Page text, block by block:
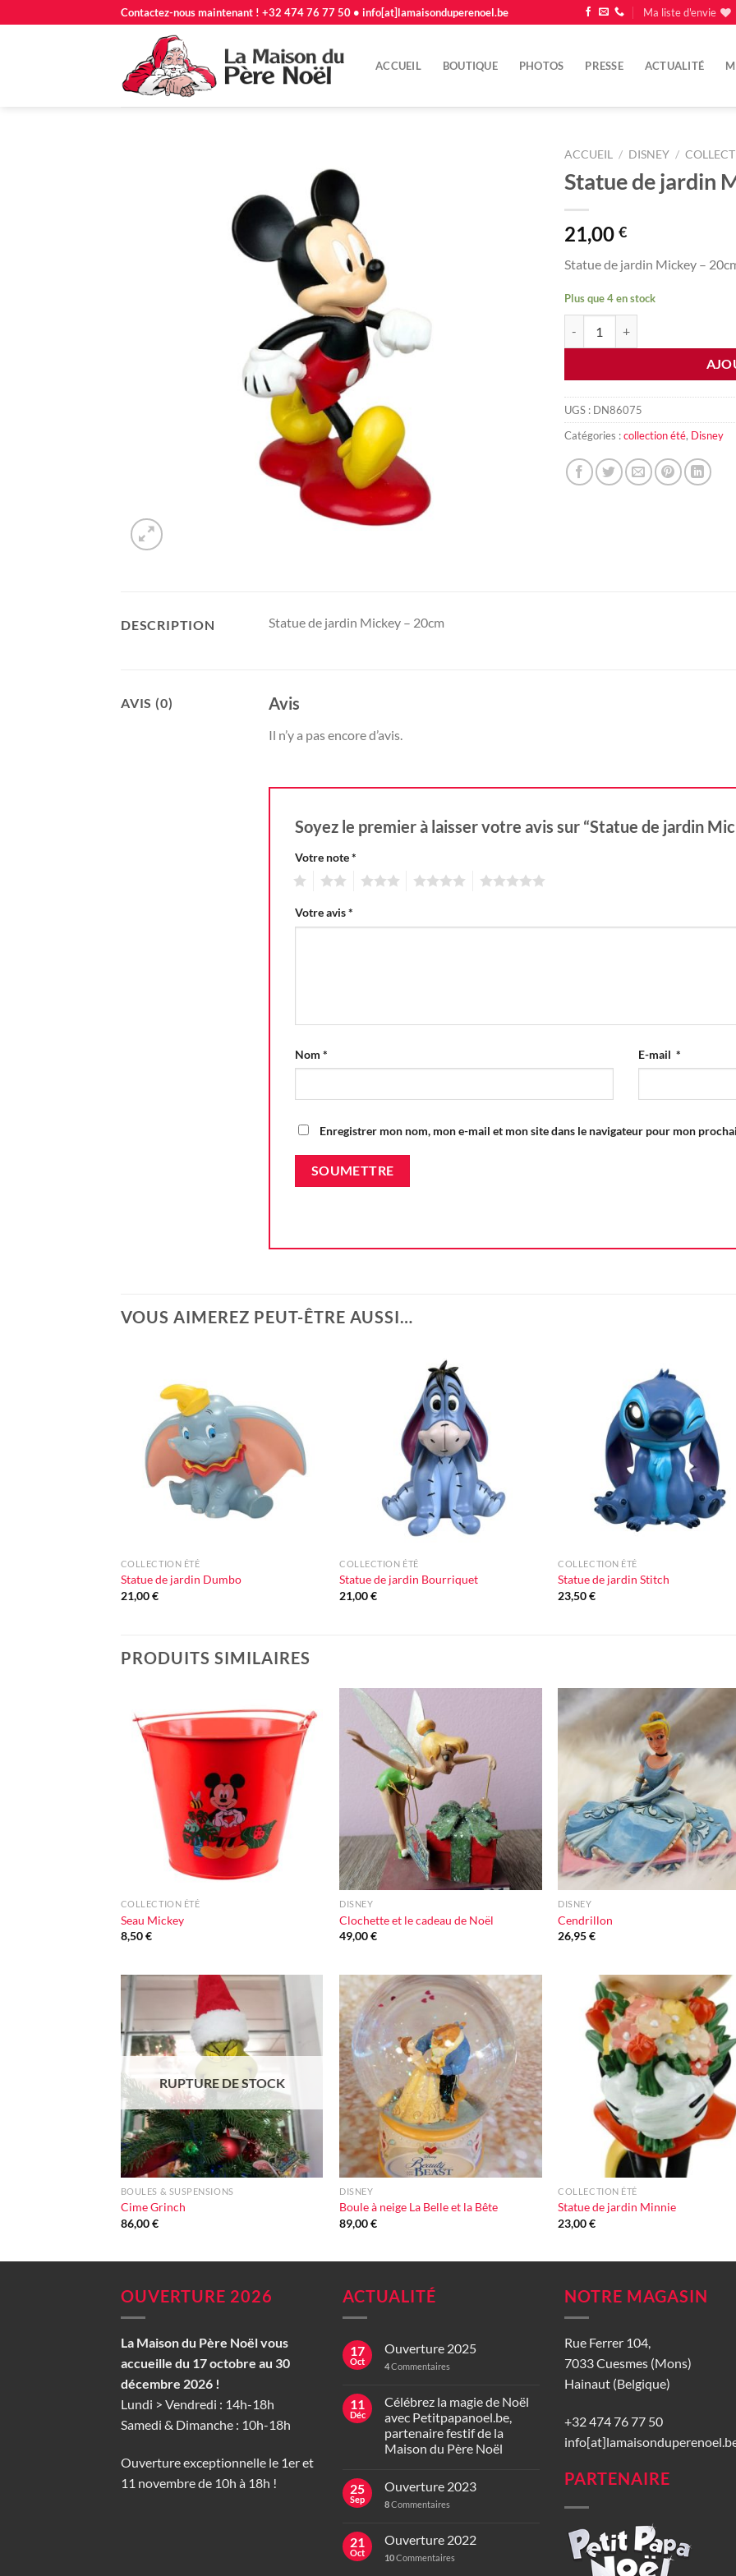
au
Contactez-nous maintenant ! +32 474 76 77 50 • info[at]lamaisonduperenoel.be Ma liste d'envie
ACCUEIL BOUTIQUE PHOTOS PRESSE ACTUALITÉ
ACCUEIL / DISNEY /
Statue de jardin
21,00 €
Statue de jardin Mickey –
Plus que 4 en stock
UGS : DN86075
Catégories :collection été, Disney
DESCRIPTION Statue de jardin Mickey – 20cm
AVIS (0) Avis
Il n’y a pas encore d’avis.
Soyez le premier à laisser votre avis sur “Statue de jardin
Votre note*
Votre avis*
Nom * E-mail *
Enregistrer mon nom, mon e-mail et mon site dans le navigateur pour mon
VOUS AIMEREZ PEUT-ÊTRE AUSSI…
d'envie
COLLECTION ÉTÉ
Statue de jardin Dumbo
21,00€
COLLECTION ÉTÉ
Statue de jardin Bourriquet
21,00€
COLLECTION ÉTÉ
Statue de jardin Stitch
23,50€
PRODUITS SIMILAIRES
Ajouter
à la liste
d'envie
COLLECTION ÉTÉ
Seau Mickey
8,50€
+
DISNEY
Clochette et le cadeau de Noël
49,00€
à la
+
DISNEY
Cendrillon
26,95€
Ajouter
à la liste
d'envie
+
RUPTURE DE STOCK
BOULES & SUSPENSIONS
Cime Grinch
86,00€
Ajouter
à la liste
d'envie
DISNEY
Boule à neige La Belle et la Bête
89,00€
à la
COLLECTION ÉTÉ
Statue de jardin Minnie
23,00€
OUVERTURE 2026
La Maison du Père Noël vous
accueille du 17 octobre au 30
décembre 2026 !
Lundi > Vendredi : 14h-18h
Samedi & Dimanche : 10h-18h
Ouverture exceptionnelle le 1er et
11 novembre de 10h à 18h !
ACTUALITÉ
17
Oct
Ouverture 2025
4Commentaires
11
Déc
Célébrez la magie de Noël
avec Petitpapanoel.be,
partenaire festif de la
Maison du Père Noël
25
Sep
Ouverture 2023
8Commentaires
21
Oct
Ouverture 2022
10Commentaires
NOTRE MAGASIN
Rue Ferrer 104,
7033 Cuesmes (Mons)
Hainaut (Belgique)
+32 474 76 77 50
PARTENAIRE